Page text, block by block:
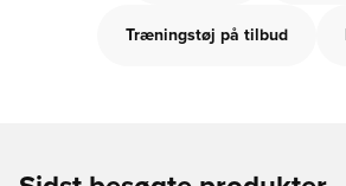
Træningstøj på tilbud